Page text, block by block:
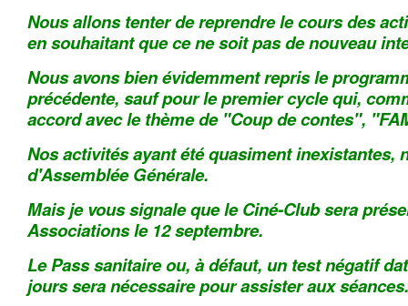
Nous allons tenter de reprendre le cours des
en souhaitant que ce ne soit pas de nouveau
Nous avons bien évidemment repris le
précédente, sauf pour le premier cycle qui,
accord avec le thème de "Coup de contes",
Nos activités ayant été quasiment inexistantes,
d'Assemblée Générale.
Mais je vous signale que le Ciné-Club sera
Associations le 12 septembre.
Le Pass sanitaire ou, à défaut, un test négatif
jours sera nécessaire pour assister aux séances.